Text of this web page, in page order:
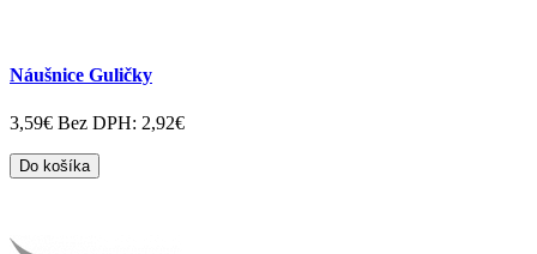
Náušnice Guličky
3,59€ Bez DPH: 2,92€
Do košíka